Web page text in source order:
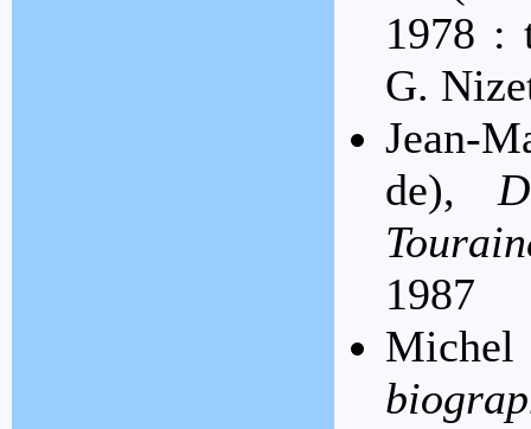
1978 :
G.
Jean-
de),
1987